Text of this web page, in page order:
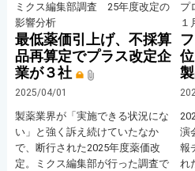
ミクス編集部調査 25年度改定の
影響分析
最低薬価引上げ、不採算
品再算定でプラス改定企
業が３社
2025/04/01
製薬業界が「実施できる状況にな
い」と強く訴え続けていたなか
で、断行された2025年度薬価改
定。ミクス編集部が行った調査で
プ
１
演
報
れ